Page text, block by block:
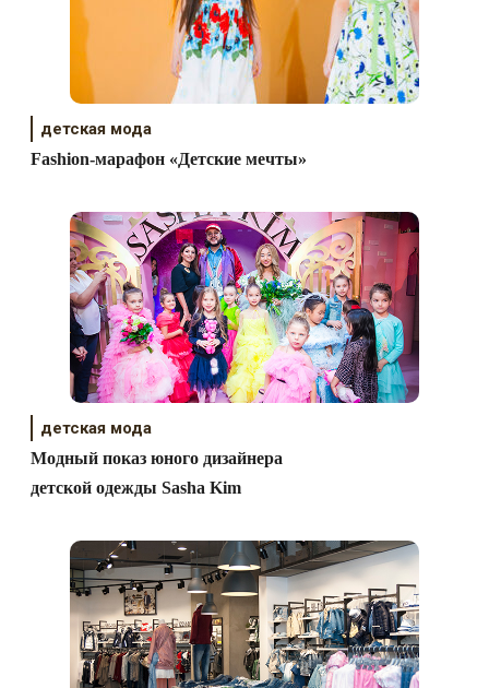
детская мода
Fashion-марафон «Детские мечты»
детская мода
Модный показ юного дизайнера
детской одежды Sasha Kim